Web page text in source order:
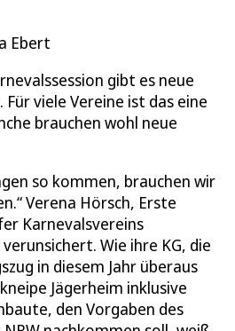
Ebert
gibt es neue
viele Vereine ist das eine
brauchen wohl neue
so kommen, brauchen wir
Verena Hörsch, Erste
Karnevalsvereins
Wie ihre KG, die
in diesem Jahr überaus
Jägerheim inklusive
den Vorgaben des